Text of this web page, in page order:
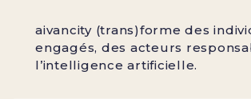
aivancity (trans)forme des
engagés, des acteurs
l’intelligence artificielle.